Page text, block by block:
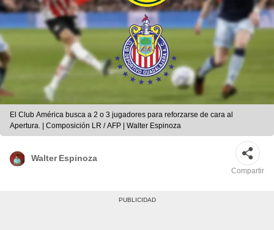
El Club América busca a 2 o 3 jugadores para reforzarse de cara al
Apertura. | Composición LR / AFP | Walter Espinoza
Walter Espinoza
Compartir